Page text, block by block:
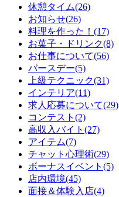
休憩タイム(26)
お知らせ(26)
料理を作った！(17)
お菓子・ドリンク(8)
お仕事について(56)
バースデー(5)
上級テクニック(31)
インテリア(11)
求人応募について(29)
コンテスト(2)
高収入バイト(27)
アイテム(7)
チャット心理術(29)
ボーナスイベント(5)
店内環境(45)
面接＆体験入店(4)